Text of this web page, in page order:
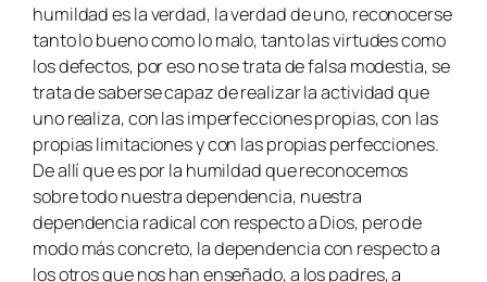
humildad es la verdad, la verdad de uno, reconocerse
tanto lo bueno como lo malo, tanto las virtudes como
los defectos, por eso no se trata de falsa modestia, se
trata de saberse capaz de realizar la actividad que
uno realiza, con las imperfecciones propias, con las
propias limitaciones y con las propias perfecciones.
De allí que es por la humildad que reconocemos
sobre todo nuestra dependencia, nuestra
dependencia radical con respecto a Dios, pero de
modo más concreto, la dependencia con respecto a
los otros que nos han enseñado, a los padres, a